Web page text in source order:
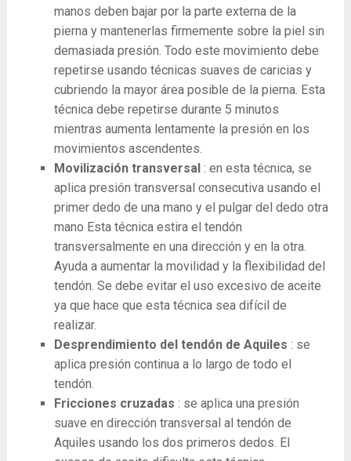
manos deben bajar por la parte externa de la
pierna y mantenerlas firmemente sobre la piel sin
demasiada presión. Todo este movimiento debe
repetirse usando técnicas suaves de caricias y
cubriendo la mayor área posible de la pierna. Esta
técnica debe repetirse durante 5 minutos
mientras aumenta lentamente la presión en los
movimientos ascendentes.
Movilización transversal : en esta técnica, se
aplica presión transversal consecutiva usando el
primer dedo de una mano y el pulgar del dedo otra
mano Esta técnica estira el tendón
transversalmente en una dirección y en la otra.
Ayuda a aumentar la movilidad y la flexibilidad del
tendón. Se debe evitar el uso excesivo de aceite
ya que hace que esta técnica sea difícil de
realizar.
Desprendimiento del tendón de Aquiles : se
aplica presión continua a lo largo de todo el
tendón.
Fricciones cruzadas : se aplica una presión
suave en dirección transversal al tendón de
Aquiles usando los dos primeros dedos. El